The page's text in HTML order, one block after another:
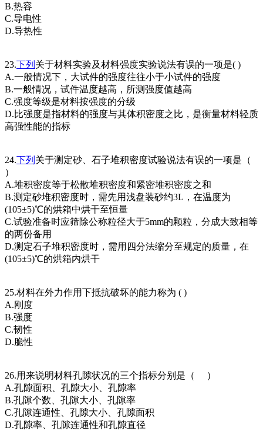
B.热容
C.导电性
D.导热性
23.下列 关于材料实验及材料强度实验说法有误的一项是( )
A.一般情况下，大试件的强度往往小于小试件的强度
B.一般情况，试件温度越高，所测强度值越高
C.强度等级是材料按强度的分级
D.比强度是指材料的强度与其体积密度之比，是衡量材料轻质
高强性能的指标
24.下列 关于测定砂、石子堆积密度试验说法有误的一项是（
）
A.堆积密度等于松散堆积密度和紧密堆积密度之和
B.测定砂堆积密度时，需先用浅盘装砂约3L，在温度为
(105±5)℃的烘箱中烘干至恒量
C.试验准备时应筛除公称粒径大于5mm的颗粒，分成大致相等
的两份备用
D.测定石子堆积密度时，需用四分法缩分至规定的质量，在
(105±5)℃的烘箱内烘干
25.材料在外力作用下抵抗破坏的能力称为 ( )
A.刚度
B.强度
C.韧性
D.脆性
26.用来说明材料孔隙状况的三个指标分别是（ ）
A.孔隙面积、孔隙大小、孔隙率
B.孔隙个数、孔隙大小、孔隙率
C.孔隙连通性、孔隙大小、孔隙面积
D.孔隙率、孔隙连通性和孔隙直径